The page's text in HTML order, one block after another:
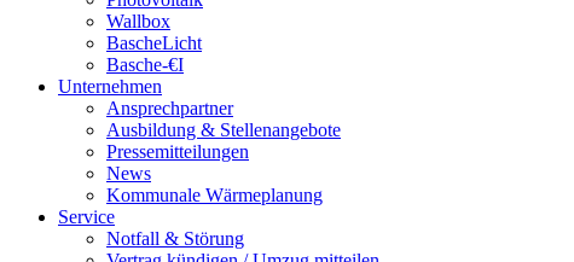
Wallbox
BascheLicht
Basche-€I
Unternehmen
Ansprechpartner
Ausbildung & Stellenangebote
Pressemitteilungen
News
Kommunale Wärmeplanung
Service
Notfall & Störung